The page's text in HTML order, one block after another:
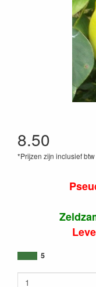
8.50
*Prijzen zijn inclusief btw
5